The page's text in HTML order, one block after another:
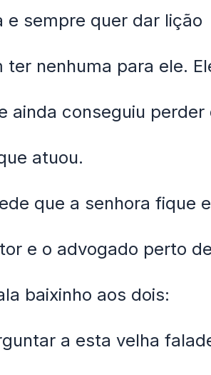
sempre quer dar lição
nenhuma para ele.
ainda conseguiu perder
atuou.
que a senhora fique
e o advogado perto
baixinho aos dois:
a esta velha